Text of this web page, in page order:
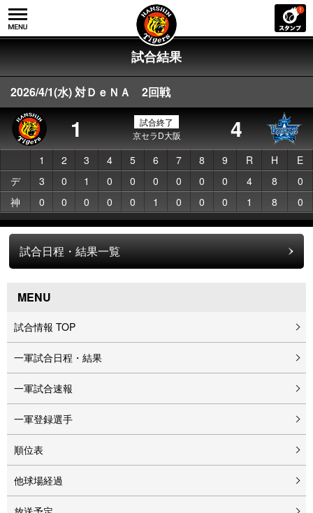
試合結果
2026/4/1(水) 対ＤｅＮＡ 2回戦
1
試合終了
京セラD大阪
4
1 2 3 4 5 6 7 8 9 R H
E
デ
3 0 1 0 0 0 0 0 0 4 8
0
神
0 0 0 0 0 1 0 0 0 1 8 0
試合日程・結果一覧
MENU
試合情報 TOP
一軍試合日程・結果
一軍試合速報
一軍登録選手
順位表
他球場経過